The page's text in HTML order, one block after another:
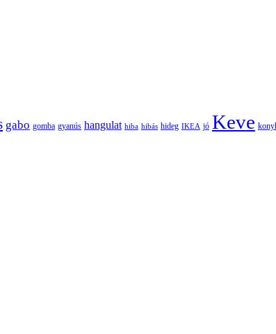
gabo gomba gyanús hangulat hiba hibás hideg IKEA jó Keve